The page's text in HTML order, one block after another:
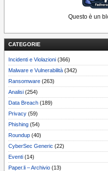
Questo è un
CATEGORIE
Incidenti e Violazioni (366)
Malware e Vulnerabilità (342)
Ransomware (263)
Analisi (254)
Data Breach (189)
Privacy (59)
Phishing (54)
Roundup (40)
CyberSec Generic (22)
Eventi (14)
Paper.li – Archivio (13)